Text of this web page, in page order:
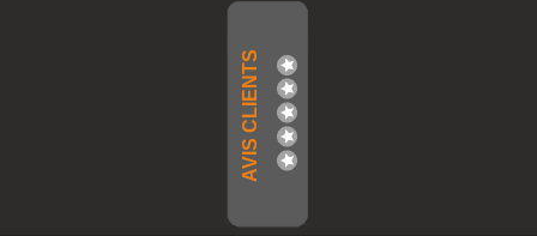
AVIS CLIENTS